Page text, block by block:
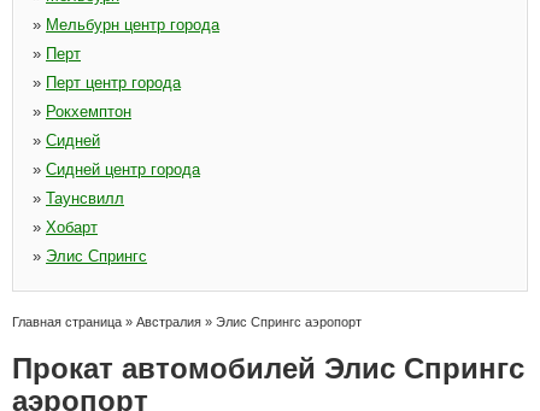
» Мельбурн центр города
» Перт
» Перт центр города
» Рокхемптон
» Сидней
» Сидней центр города
» Таунсвилл
» Хобарт
» Элис Спрингс
Главная страница » Австралия » Элис Спрингс аэропорт
Прокат автомобилей Элис Спрингс
аэропорт